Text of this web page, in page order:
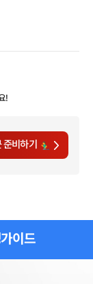
!
준비하기
이드